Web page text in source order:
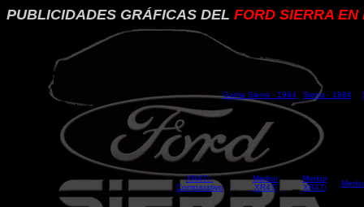
PUBLICIDADES GRÁFICAS DEL FORD SIERRA EN
Gama Sierra - 1984 Sierra - 1984
XR4Ti -
Comparativo
Merkur
XR4Ti
Merkur
XR4Ti